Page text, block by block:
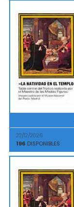
22/12/2026
196 DISPONIBLES